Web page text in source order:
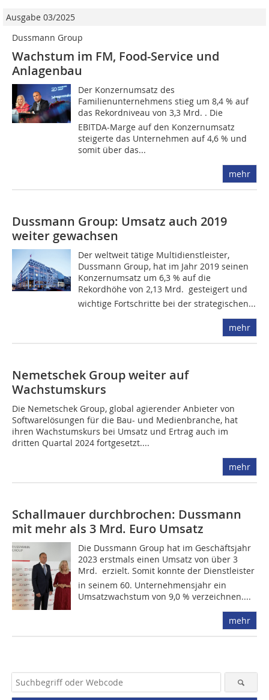
Ausgabe 03/2025
Dussmann Group
Wachstum im FM, Food-Service und
Anlagenbau
Der Konzernumsatz des
Familienunternehmens stieg um 8,4 % auf
das Rekordniveau von 3,3 Mrd. . Die
EBITDA-Marge auf den Konzernumsatz
steigerte das Unternehmen auf 4,6 % und
somit über das...
mehr
Dussmann Group: Umsatz auch 2019
weiter gewachsen
Der weltweit tätige Multidienstleister,
Dussmann Group, hat im Jahr 2019 seinen
Konzernumsatz um 6,3 % auf die
Rekordhöhe von 2,13 Mrd.  gesteigert und
wichtige Fortschritte bei der strategischen...
mehr
Nemetschek Group weiter auf
Wachstumskurs
Die Nemetschek Group, global agierender Anbieter von
Softwarelösungen für die Bau- und Medienbranche, hat
ihren Wachstumskurs bei Umsatz und Ertrag auch im
dritten Quartal 2024 fortgesetzt....
mehr
Schallmauer durchbrochen: Dussmann
mit mehr als 3 Mrd. Euro Umsatz
Die Dussmann Group hat im Geschäftsjahr
2023 erstmals einen Umsatz von über 3
Mrd.  erzielt. Somit konnte der Dienstleister
in seinem 60. Unternehmensjahr ein
Umsatzwachstum von 9,0 % verzeichnen....
mehr